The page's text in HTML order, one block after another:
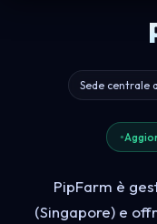
Sede centrale
PipFarm è
(Singapore) e